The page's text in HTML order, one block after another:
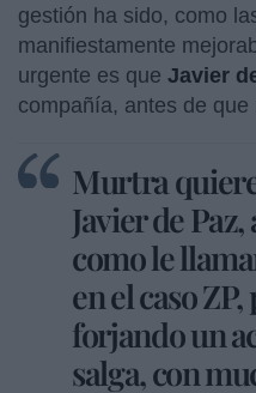
gestión ha sido, como
manifiestamente
urgente es que Javier
compañía, antes de que
Murtra
Javier de
como le
en el caso
forjando un
salga, con